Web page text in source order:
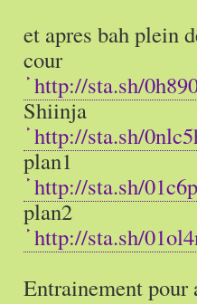
et apres bah plein
cour
http://sta.sh/
Shiinja
http://sta.sh/
plan1
http://sta.sh/
plan2
http://sta.sh/
Entrainement pour